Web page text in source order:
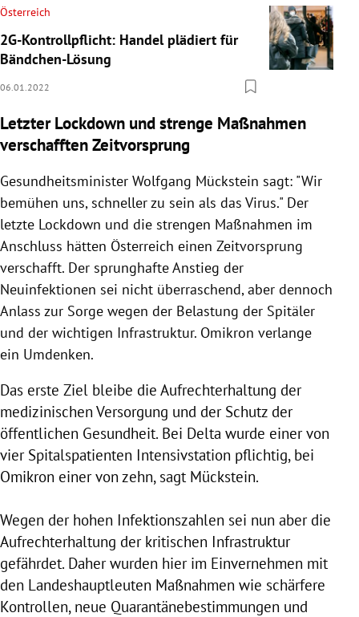
Österreich
2G-Kontrollpflicht: Handel plädiert für
Bändchen-Lösung
06.01.2022
Letzter Lockdown und strenge Maßnahmen
verschafften Zeitvorsprung
Gesundheitsminister Wolfgang Mückstein sagt: "Wir
bemühen uns, schneller zu sein als das Virus." Der
letzte Lockdown und die strengen Maßnahmen im
Anschluss hätten Österreich einen Zeitvorsprung
verschafft. Der sprunghafte Anstieg der
Neuinfektionen sei nicht überraschend, aber dennoch
Anlass zur Sorge wegen der Belastung der Spitäler
und der wichtigen Infrastruktur. Omikron verlange
ein Umdenken.
Das erste Ziel bleibe die Aufrechterhaltung der
medizinischen Versorgung und der Schutz der
öffentlichen Gesundheit. Bei Delta wurde einer von
vier Spitalspatienten Intensivstation pflichtig, bei
Omikron einer von zehn, sagt Mückstein.
Wegen der hohen Infektionszahlen sei nun aber die
Aufrechterhaltung der kritischen Infrastruktur
gefährdet. Daher wurden hier im Einvernehmen mit
den Landeshauptleuten Maßnahmen wie schärfere
Kontrollen, neue Quarantänebestimmungen und